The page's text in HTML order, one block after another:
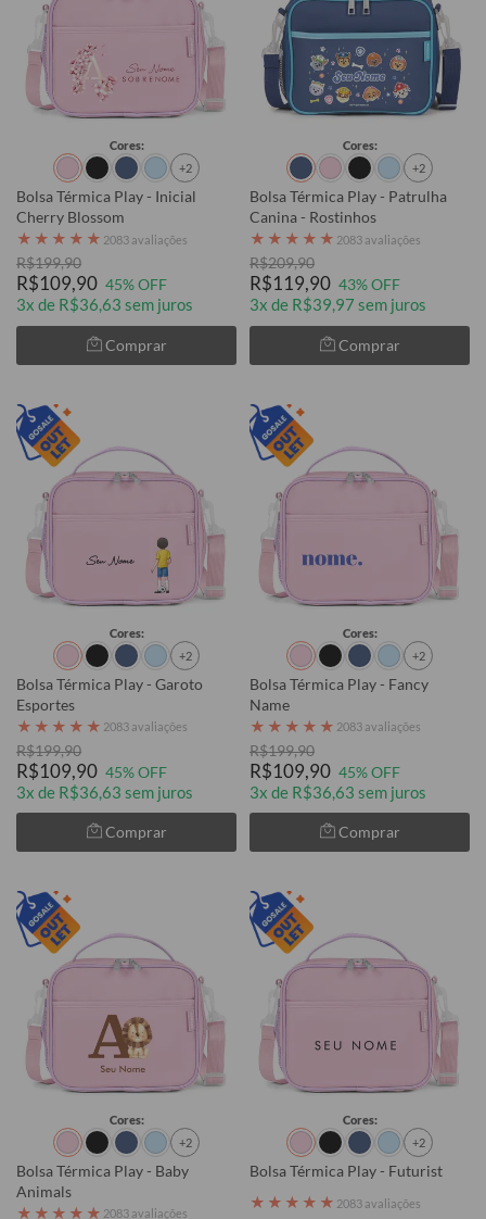
Cores:
+2
Bolsa Térmica Play - Inicial
Cherry Blossom
★ ★ ★ ★ ★ 2083 avaliações
R$199,90
R$109,90 45% OFF
3x de R$36,63 sem juros
Comprar
Cores:
+2
Bolsa Térmica Play - Patrulha
Canina - Rostinhos
★ ★ ★ ★ ★ 2083 avaliações
R$209,90
R$119,90 43% OFF
3x de R$39,97 sem juros
Comprar
Cores:
+2
Bolsa Térmica Play - Garoto
Esportes
★ ★ ★ ★ ★ 2083 avaliações
R$199,90
R$109,90 45% OFF
3x de R$36,63 sem juros
Comprar
Cores:
+2
Bolsa Térmica Play - Fancy
Name
★ ★ ★ ★ ★ 2083 avaliações
R$199,90
R$109,90 45% OFF
3x de R$36,63 sem juros
Comprar
Cores:
+2
Bolsa Térmica Play - Baby
Animals
★ ★ ★ ★ ★ 2083 avaliações
Cores:
+2
Bolsa Térmica Play - Futurist
★ ★ ★ ★ ★ 2083 avaliações